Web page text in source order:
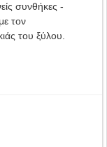
συνθήκες -
τον
του ξύλου.